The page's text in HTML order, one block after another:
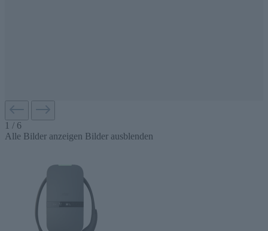
1 / 6
Alle Bilder anzeigen Bilder ausblenden